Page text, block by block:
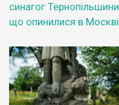
синагог
що опинилися в Москві